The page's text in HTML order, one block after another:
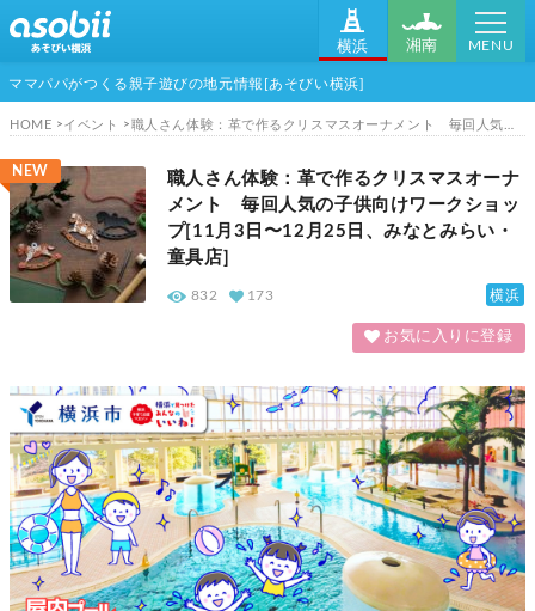
横浜 湘南 MENU
ママパパがつくる親子遊びの地元情報[あそびい横浜]
HOME イベント 職人さん体験：革で作るクリスマスオーナメント 毎回人気の子供向けワークショップ[11月3日〜12月25日、みなとみらい・童具店]
NEW
職人さん体験：革で作るクリスマスオーナ
メント 毎回人気の子供向けワークショッ
プ[11月3日〜12月25日、みなとみらい・
童具店]
横浜
832 173
お気に入りに登録